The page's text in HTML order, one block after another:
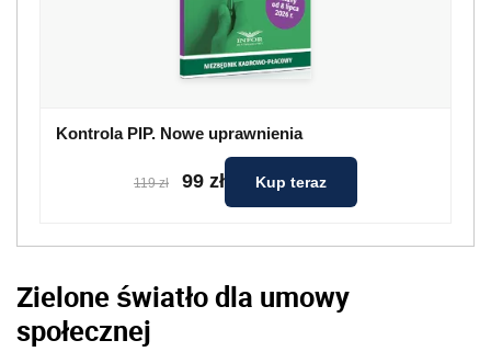
Kontrola PIP. Nowe uprawnienia
119 zł 99 zł Kup teraz
Zielone światło dla umowy
społecznej